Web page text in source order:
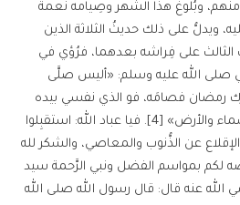
وبُلوغ هذا الشهر وصِيامه نعمةٌ
ويدلُّ على ذلك حديثُ الثلاثة الذين
على فِراشه بعدهما، فرُؤي في
صلى الله عليه وسلم: «أليس صلَّى
رمضان فصامَه، فو الذي نفسي بيده
إنَّ بينهما لأبعَد ممَّا بين السماء والأرض» [4]. فيا عباد الله: استقبِلوا
عن الذُّنوب والمعاصي، والشكر لله
لكم بمواسم الفضل ونبي الرَّحمة سيد
الله عنه قال: قال رسول الله صلى الله